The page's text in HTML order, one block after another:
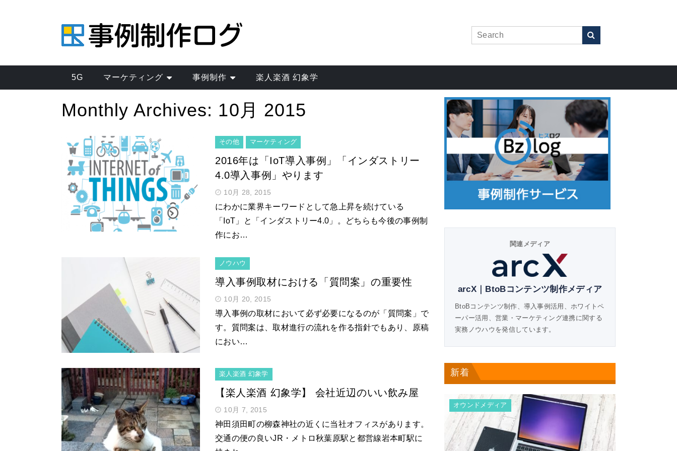
5G マーケティング 事例制作 楽人楽酒 幻象学
Monthly Archives: 10月 2015
その他 マーケティング
2016年は「IoT導入事例」「インダストリー
4.0導入事例」やります
10月 28, 2015
にわかに業界キーワードとして急上昇を続けている
「IoT」と「インダストリー4.0」。どちらも今後の事例制
作にお…
ノウハウ
導入事例取材における「質問案」の重要性
10月 20, 2015
導入事例の取材において必ず必要になるのが「質問案」で
す。質問案は、取材進行の流れを作る指針でもあり、原稿
におい…
楽人楽酒 幻象学
【楽人楽酒 幻象学】 会社近辺のいい飲み屋
10月 7, 2015
神田須田町の柳森神社の近くに当社オフィスがあります。
交通の便の良いJR・メトロ秋葉原駅と都営線岩本町駅に
関連メディア
arcX｜BtoBコンテンツ制作メディア
BtoBコンテンツ制作、導入事例活用、ホワイトペ
ーパー活用、営業・マーケティング連携に関する
実務ノウハウを発信しています。
新着
オウンドメディア